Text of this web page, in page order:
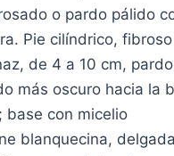
o pardo pálido
Pie cilíndrico,
de 4 a 10 cm,
más oscuro hacia la
base con micelio
blanquecina,